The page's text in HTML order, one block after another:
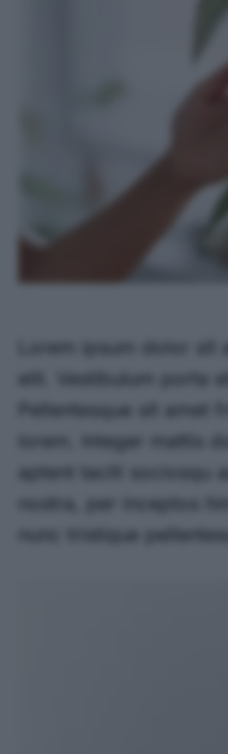
Lorem ipsum dolor sit
elit. Vestibulum porta
Pellentesque sit amet
lorem. Integer mattis
aptent taciti sociosqu
nostra, per inceptos
nunc tristique